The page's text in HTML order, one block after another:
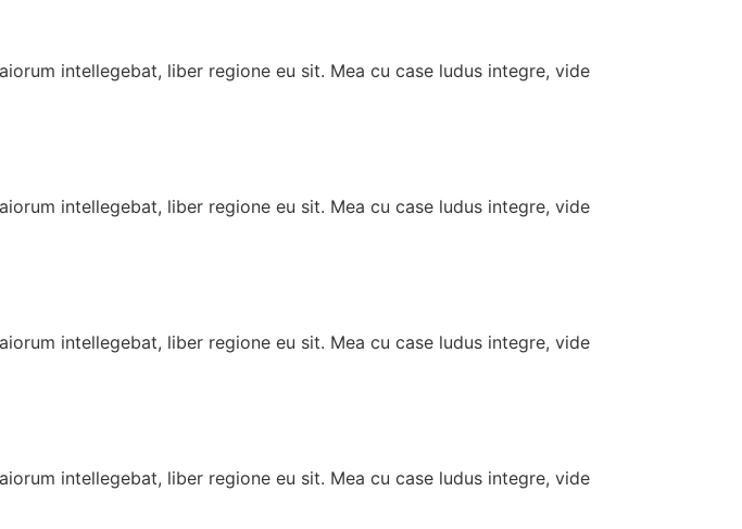
intellegebat, liber regione eu sit. Mea cu case ludus integre, vide
intellegebat, liber regione eu sit. Mea cu case ludus integre, vide
intellegebat, liber regione eu sit. Mea cu case ludus integre, vide
intellegebat, liber regione eu sit. Mea cu case ludus integre, vide